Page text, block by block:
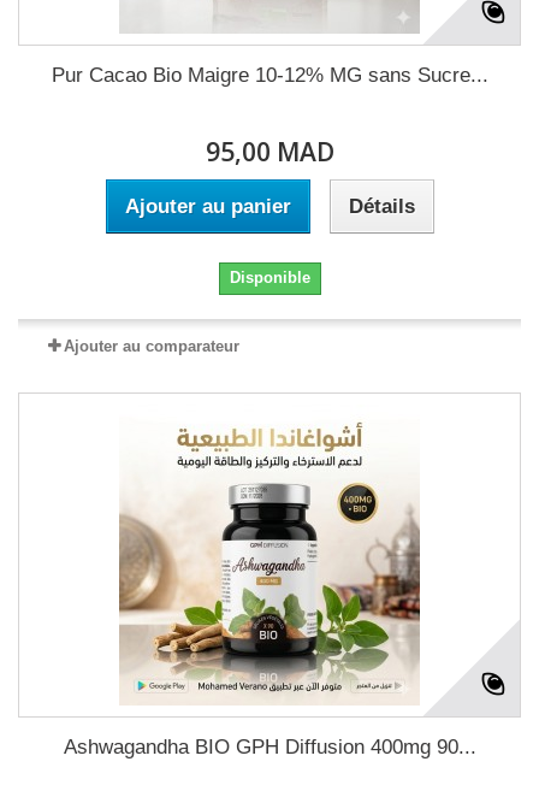
Pur Cacao Bio Maigre 10-12% MG sans Sucre...
95,00 MAD
Ajouter au panier Détails
Disponible
Ajouter au comparateur
Ashwagandha BIO GPH Diffusion 400mg 90...